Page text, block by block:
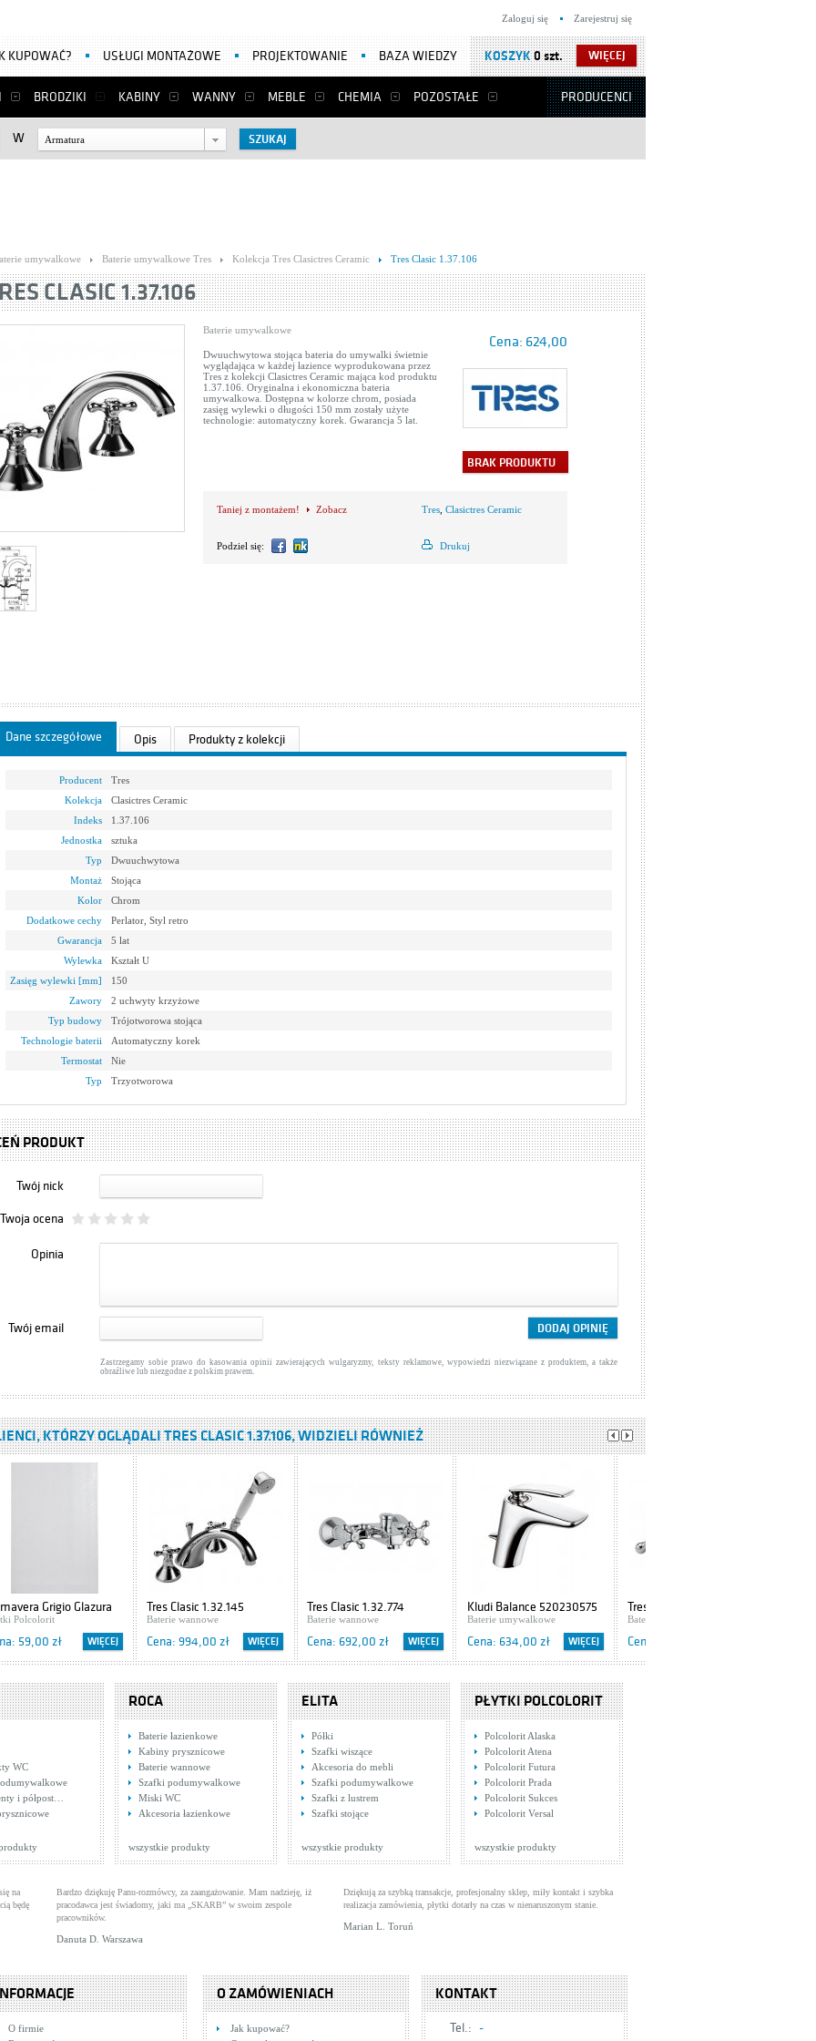
BRODZIKI KABINY WANNY MEBLE CHEMIA POZOSTAŁE PRODUCENCI
KUPOWAĆ? USŁUGI MONTAŻOWE PROJEKTOWANIE BAZA WIEDZY WIĘCEJ
KOSZYK0 szt.
Zaloguj się Zarejestruj się
W Armatura
umywalkowe Baterie umywalkowe Tres Kolekcja Tres Clasictres Ceramic Tres Clasic 1.37.106
IBIZA S504-009
podumywalkowe
WIĘCEJ
CLASIC 1.37.106
Cena: 624,00
BRAK PRODUKTU
Baterie umywalkowe
Dwuuchwytowa stojąca bateria do umywalki świetnie
wyglądająca w każdej łazience wyprodukowana przez
Tres z kolekcji Clasictres Ceramic mająca kod produktu
1.37.106. Oryginalna i ekonomiczna bateria
umywalkowa. Dostępna w kolorze chrom, posiada
zasięg wylewki o długości 150 mm zostały użyte
technologie: automatyczny korek. Gwarancja 5 lat.
Tres Clasictres Ceramic
Drukuj
Taniej z montażem! Zobacz
Podziel się:
Dane szczegółowe Opis Produkty z kolekcji
Producent
Tres
Kolekcja
Clasictres Ceramic
Indeks
1.37.106
Jednostka
sztuka
Typ
Dwuuchwytowa
Montaż
Stojąca
Kolor
Chrom
Dodatkowe cechy
Perlator, Styl retro
Gwarancja
5 lat
Wylewka
Kształt U
Zasięg wylewki [mm]
150
Zawory
2 uchwyty krzyżowe
Typ budowy
Trójotworowa stojąca
Technologie baterii
Automatyczny korek
Termostat
Nie
Typ
Trzyotworowa
PRODUKT
Twój nick
Twoja ocena
Opinia
Twój email
Zastrzegamy sobie prawo do kasowania opinii zawierających wulgaryzmy, teksty reklamowe, wypowiedzi niezwiązane z produktem, a także
obraźliwe lub niezgodne z polskim prawem.
KTÓRZY OGLĄDALI TRES CLASIC 1.37.106, WIDZIELI RÓWNIEŻ
Grigio Glazura
Polcolorit
59,00 zł WIĘCEJ
Tres Clasic 1.32.145
Baterie wannowe
Cena: 994,00 zł WIĘCEJ
Tres Clasic 1.32.774
Baterie wannowe
Cena: 692,00 zł WIĘCEJ
Kludi Balance 520230575
Baterie umywalkowe
Cena: 634,00 zł WIĘCEJ
Tres Clasic 1.32.103
Baterie umywalkowe
Cena: 377,00 zł
5 11,5x11,5
56,00 zł WIĘCEJ
Deska antybakteryjna
metalowy zawias ARENA
Cena: 127,00 zł WIĘCEJ
Tender Blue Panel, 12
Cena: 101,00 zł
Psmn Satysfakcja Roz
Cena: 29,00 zł
48 cm
osób niepełnosprawnych
Szafka MOCCA pod
umywalkę Roma 80
Szafki podumywalkowe
Majolika 3 11,5x11,5
Baterie wannowe
WC
i półpost…
ROCA
Baterie łazienkowe
Kabiny prysznicowe
Baterie wannowe
Szafki podumywalkowe
Miski WC
Akcesoria łazienkowe
wszystkie produkty
ELITA
Półki
Szafki wiszące
Akcesoria do mebli
Szafki podumywalkowe
Szafki z lustrem
Szafki stojące
wszystkie produkty
PŁYTKI POLCOLORIT
Polcolorit Alaska
Polcolorit Atena
Polcolorit Futura
Polcolorit Prada
Polcolorit Sukces
Polcolorit Versal
wszystkie produkty
na
będę
Bardzo dziękuję Panu-rozmówcy, za zaangażowanie. Mam nadzieję, iż
pracodawca jest świadomy, jaki ma „SKARB” w swoim zespole
pracowników.
Danuta D. Warszawa
Dziękują za szybką transakcje, profesjonalny sklep, miły kontakt i szybka
realizacja zamówienia, płytki dotarły na czas w nienaruszonym stanie.
Marian L. Toruń
O firmie
O ZAMÓWIENIACH
Jak kupować?
KONTAKT
Tel.: -